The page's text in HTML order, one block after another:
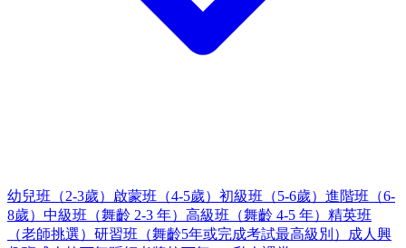
幼兒班（2-3歲） 啟蒙班（4-5歲） 初級班（5-6歲） 進階班（6-
8歲） 中級班（舞齡 2-3 年） 高級班（舞齡 4-5 年） 精英班
（老師挑選） 研習班（舞齡5年或完成考試最高級別）
成人興